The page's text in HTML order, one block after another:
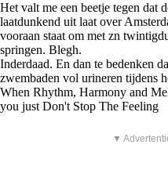
Het valt me een beetje tegen dat
laatdunkend uit laat over
vooraan staat om met zn
springen. Blegh.
Inderdaad. En dan te bedenken
zwembaden vol urineren tijdens
When Rhythm, Harmony and
you just Don't Stop The Feeling
▼